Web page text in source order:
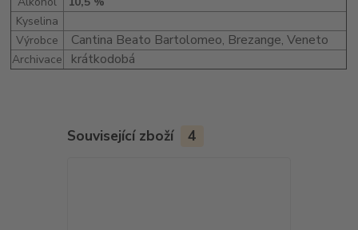
Kyselina
Výrobce
Cantina Beato Bartolomeo, Brezange, Veneto
Archivace krátkodobá
Související zboží 4